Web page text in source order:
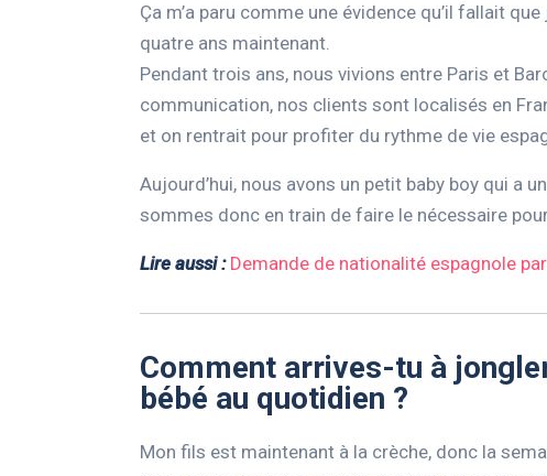
Ça m’a paru comme une évidence qu’il fallait
quatre ans maintenant.
Pendant trois ans, nous vivions entre Paris et
communication, nos clients sont localisés en
et on rentrait pour profiter du rythme de vie
Aujourd’hui, nous avons un petit baby boy qui a
sommes donc en train de faire le nécessaire
Lire aussi : Demande de nationalité espagnole
Comment arrives-tu à
bébé au quotidien ?
Mon fils est maintenant à la crèche, donc la